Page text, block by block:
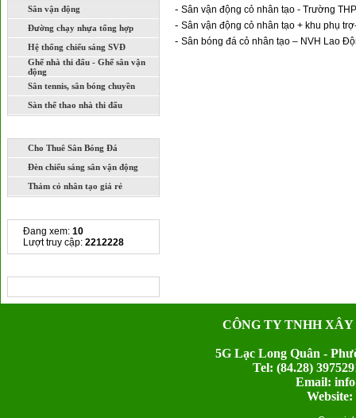
Sân vận động
Đường chạy nhựa tổng hợp
Hệ thống chiếu sáng SVĐ
Ghế nhà thi đấu - Ghế sân vận
động
Sân tennis, sân bóng chuyền
Sàn thể thao nhà thi đấu
Cho Thuê Sân Bóng Đá
Đèn chiếu sáng sân vận động
Thảm cỏ nhân tạo giá rẻ
Đang xem: 10
Lượt truy cập: 2212228
- Sân vận động cỏ nhân tạo - Trường
- Sân vận động cỏ nhân tạo + khu phụ
- Sân bóng đá cỏ nhân tạo – NVH Lao
CÔNG TY TNHH
5G Lạc Long Quân -
Tel: (84.28)
Email: